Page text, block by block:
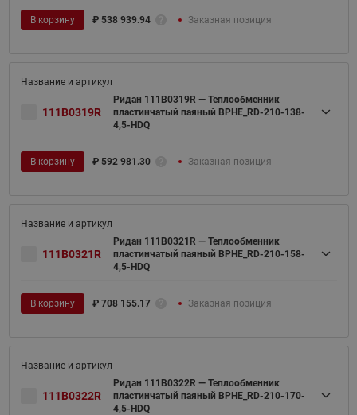
В корзину ₽ 538 939.94 Заказная позиция
111B0319R
Ридан 111B0319R — Теплообменник
пластинчатый паяный BPHE_RD-210-138-
4,5-HDQ
В корзину ₽ 592 981.30 Заказная позиция
111B0321R
Ридан 111B0321R — Теплообменник
пластинчатый паяный BPHE_RD-210-158-
4,5-HDQ
В корзину ₽ 708 155.17 Заказная позиция
111B0322R
Ридан 111B0322R — Теплообменник
пластинчатый паяный BPHE_RD-210-170-
4,5-HDQ